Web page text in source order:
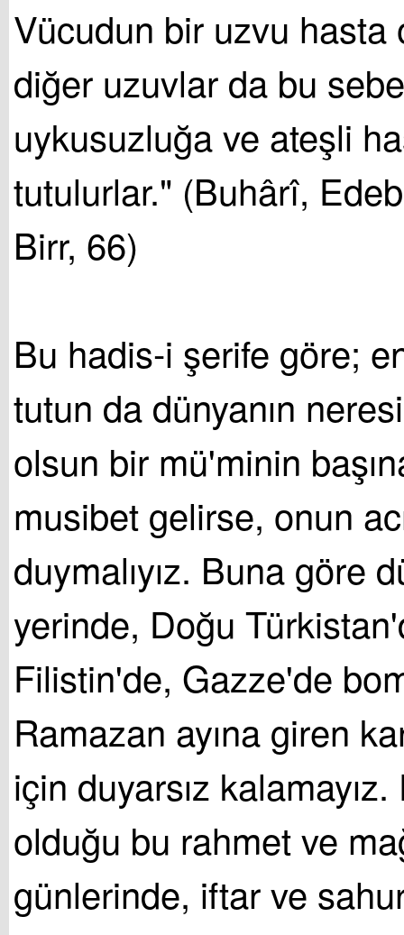
Vücudun bir uzvu hasta
diğer uzuvlar da bu
uykusuzluğa ve ateşli
tutulurlar." (Buhârî,
Birr, 66)
Bu hadis-i şerife göre;
tutun da dünyanın
olsun bir mü'minin
musibet gelirse, onun
duymalıyız. Buna göre
yerinde, Doğu
Filistin'de, Gazze'de
Ramazan ayına giren
için duyarsız
olduğu bu rahmet ve
günlerinde, iftar ve